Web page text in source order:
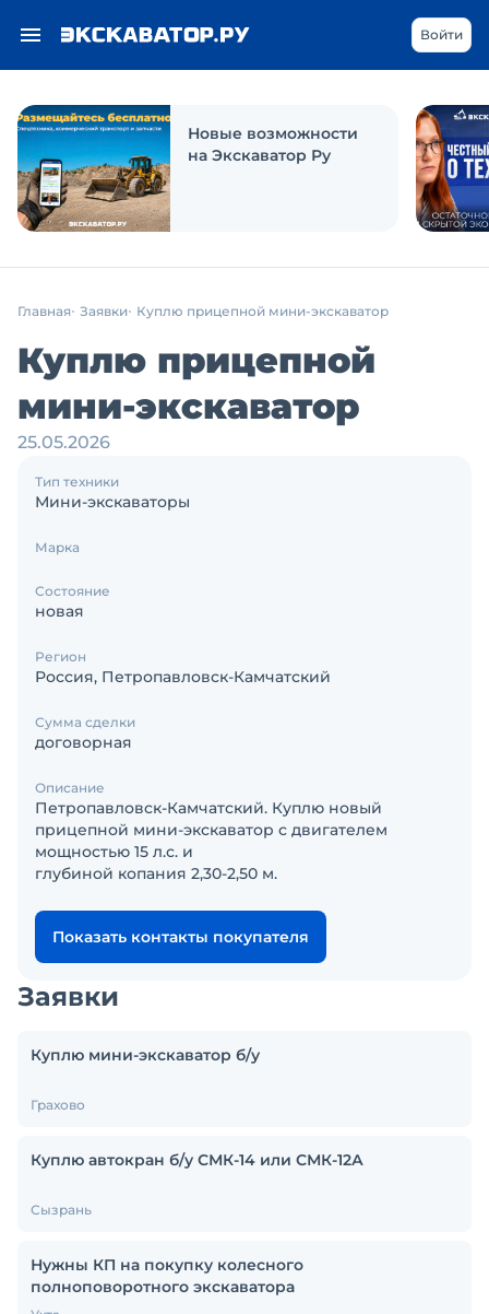
Войти
Новые возможности
на Экскаватор Ру
Главная Заявки Куплю прицепной мини-экскаватор
Куплю прицепной
мини-экскаватор
25.05.2026
Тип техники
Мини-экскаваторы
Марка
Состояние
новая
Регион
Россия, Петропавловск-Камчатский
Сумма сделки
договорная
Описание
Петропавловск-Камчатский. Куплю новый
прицепной мини-экскаватор с двигателем
мощностью 15 л.с. и
глубиной копания 2,30-2,50 м.
Показать контакты покупателя
Заявки
Куплю мини-экскаватор б/у
Грахово
Куплю автокран б/у СМК-14 или СМК-12А
Сызрань
Нужны КП на покупку колесного
полноповоротного экскаватора